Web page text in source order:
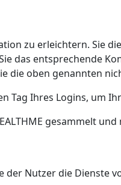
zu erleichtern. Sie
das entsprechende
die oben genannten
Tag Ihres Logins, um
gesammelt
Nutzer die Dienste